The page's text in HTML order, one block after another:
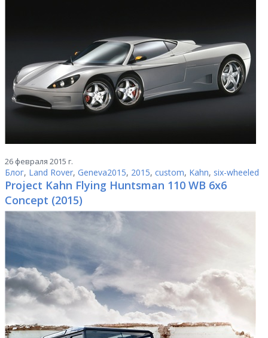
26 февраля 2015 г.
Блог, Land Rover, Geneva2015, 2015, custom, Kahn, six-wheeled
Project Kahn Flying Huntsman 110 WB 6x6
Concept (2015)